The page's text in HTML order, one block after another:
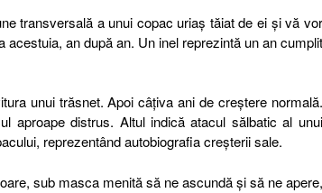
transversală a unui copac uriaş tăiat de ei şi vă vor
an după an. Un inel reprezintă un an cumplit
unui trăsnet. Apoi câţiva ani de creştere normală.
aproape distrus. Altul indică atacul sălbatic al unui
reprezentând autobiografia creşterii sale.
sub masca menită să ne ascundă şi să ne apere,